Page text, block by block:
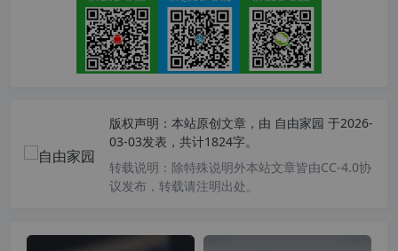
版权声明： 本站原创文章，由 自由家园 于2026-
03-03发表，共计1824字。
转载说明： 除特殊说明外本站文章皆由CC-4.0协
议发布，转载请注明出处。